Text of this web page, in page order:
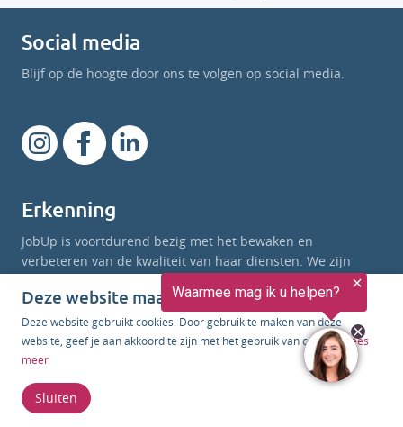
Social media
Blijf op de hoogte door ons te volgen op social media.
Erkenning
JobUp is voortdurend bezig met het bewaken en
verbeteren van de kwaliteit van haar diensten. We zijn
erkend door onderstaande instanties.
Meer informatie
Deze website maakt gebruik van cookies
Deze website gebruikt cookies. Door gebruik te maken van deze
website, geef je aan akkoord te zijn met het gebruik van cookies. Lees
meer
Sluiten